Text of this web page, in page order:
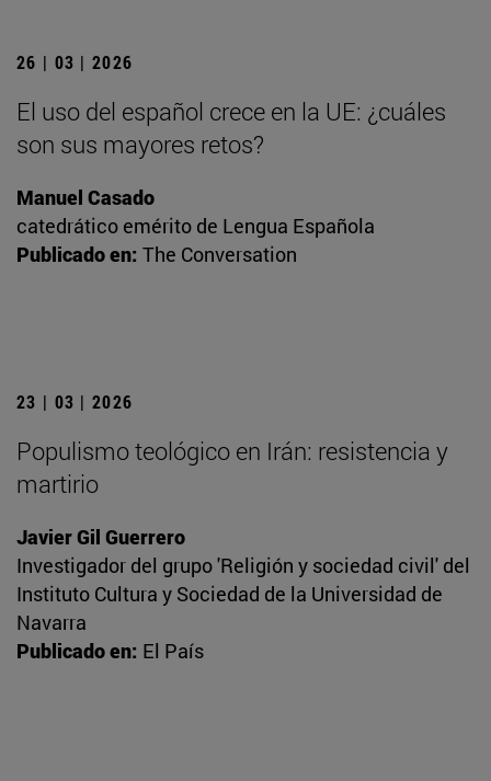
26 | 03 | 2026
El uso del español crece en la UE: ¿cuáles
son sus mayores retos?
Manuel Casado
catedrático emérito de Lengua Española
Publicado en: The Conversation
23 | 03 | 2026
Populismo teológico en Irán: resistencia y
martirio
Javier Gil Guerrero
Investigador del grupo 'Religión y sociedad civil' del
Instituto Cultura y Sociedad de la Universidad de
Navarra
Publicado en: El País